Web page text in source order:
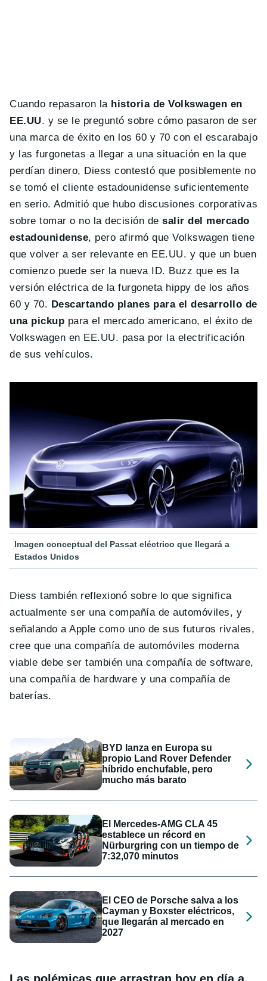
Cuando repasaron la historia de Volkswagen en
EE.UU. y se le preguntó sobre cómo pasaron de ser
una marca de éxito en los 60 y 70 con el escarabajo
y las furgonetas a llegar a una situación en la que
perdían dinero, Diess contestó que posiblemente no
se tomó el cliente estadounidense suficientemente
en serio. Admitió que hubo discusiones corporativas
sobre tomar o no la decisión desalir del mercado
estadounidense, pero afirmó que Volkswagen tiene
que volver a ser relevante en EE.UU. y que un buen
comienzo puede ser la nueva ID. Buzz que es la
versión eléctrica de la furgoneta hippy de los años
60 y 70. Descartando planes para el desarrollo de
una pickup para el mercado americano, el éxito de
Volkswagen en EE.UU. pasa por la electrificación
de sus vehículos.
Imagen conceptual del Passat eléctrico que llegará a
Estados Unidos
Diess también reflexionó sobre lo que significa
actualmente ser una compañía de automóviles, y
señalando a Apple como uno de sus futuros rivales,
cree que una compañía de automóviles moderna
viable debe ser también una compañía de software,
una compañía de hardware y una compañía de
baterías.
BYD lanza en Europa su
propio Land Rover Defender
híbrido enchufable, pero
mucho más barato
El Mercedes-AMG CLA 45
establece un récord en
Nürburgring con un tiempo de
7:32,070 minutos
El CEO de Porsche salva a los
Cayman y Boxster eléctricos,
que llegarán al mercado en
2027